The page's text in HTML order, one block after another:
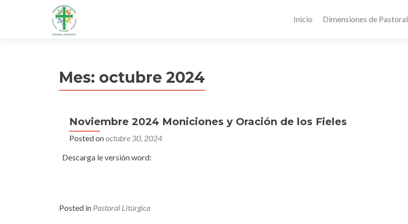
Inicio Dimensiones de Pastoral
Mes: octubre 2024
Noviembre 2024 Moniciones y Oración de los Fieles
Posted onoctubre 30, 2024
Descarga le versión word:
Posted in Pastoral Litúrgica